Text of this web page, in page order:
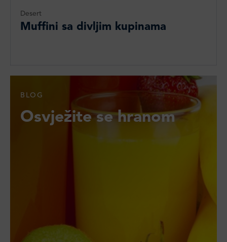
Desert
Muffini sa divljim kupinama
BLOG
Osvježite se hranom